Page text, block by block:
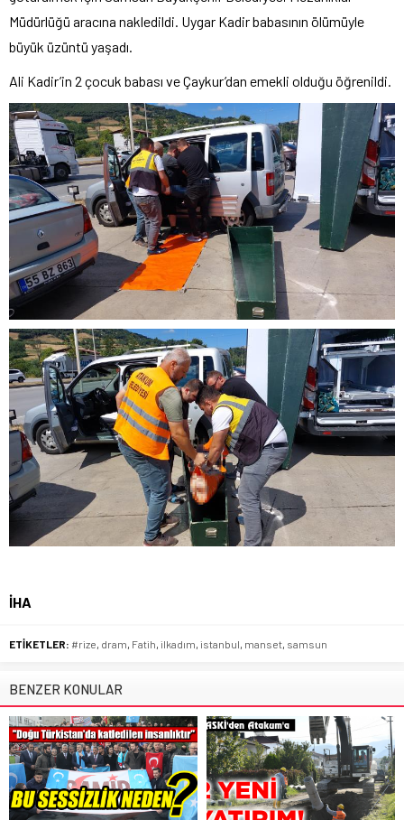
Müdürlüğü aracına nakledildi. Uygar Kadir babasının ölümüyle
büyük üzüntü yaşadı.
Ali Kadir’in 2 çocuk babası ve Çaykur’dan emekli olduğu öğrenildi.
İHA
ETİKETLER: #rize dram Fatih ilkadım istanbul manset samsun
BENZER KONULAR